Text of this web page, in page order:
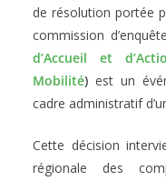
de résolution portée
commission
d’Accueil et
Mobilité) est un
cadre administratif
Cette décision
régionale des